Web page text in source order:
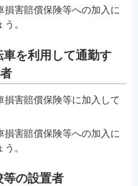
損害賠償保険等への加入に
。
車を利用して通勤す
損害賠償保険等に加入して
損害賠償保険等への加入に
。
等の設置者